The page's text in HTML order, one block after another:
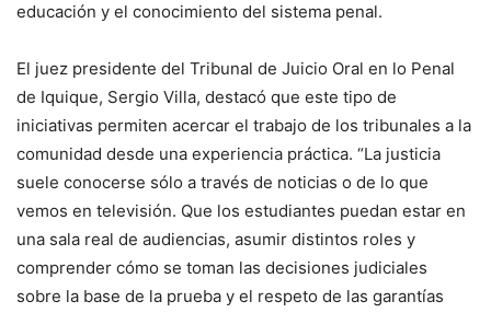
educación y el conocimiento del sistema penal.
El juez presidente del Tribunal de Juicio Oral en lo Penal
de Iquique, Sergio Villa, destacó que este tipo de
iniciativas permiten acercar el trabajo de los tribunales a la
comunidad desde una experiencia práctica. “La justicia
suele conocerse sólo a través de noticias o de lo que
vemos en televisión. Que los estudiantes puedan estar en
una sala real de audiencias, asumir distintos roles y
comprender cómo se toman las decisiones judiciales
sobre la base de la prueba y el respeto de las garantías